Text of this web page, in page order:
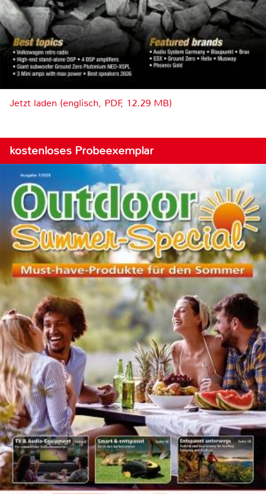
Jetzt laden (englisch, PDF, 12.29 MB)
kostenloses Probeexemplar